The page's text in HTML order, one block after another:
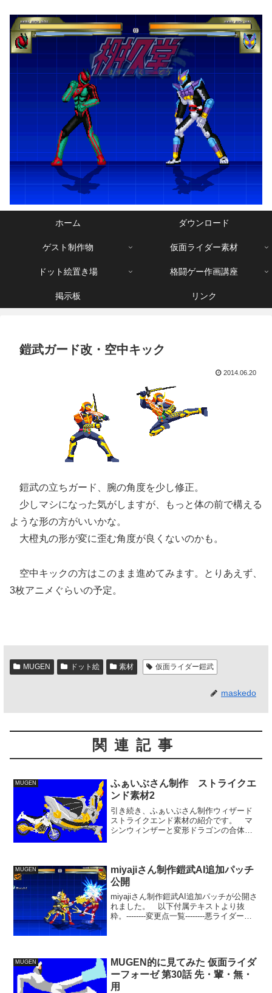
ホーム ダウンロード
ゲスト制作物 仮面ライダー素材
ドット絵置き場 格闘ゲー作画講座
掲示板 リンク
鎧武ガード改・空中キック
2014.06.20
鎧武の立ちガード、腕の角度を少し修正。
少しマシになった気がしますが、もっと体の前で構える
ような形の方がいいかな。
大橙丸の形が変に歪む角度が良くないのかも。
空中キックの方はこのまま進めてみます。とりあえず、
3枚アニメぐらいの予定。
MUGEN ドット絵 素材 仮面ライダー鎧武
maskedo
関連記事
MUGEN
ふぁいぶさん制作 ストライクエ
ンド素材2
引き続き、ふぁいぶさん制作ウィザード
ストライクエンド素材の紹介です。 マ
シンウィンザーと変形ドラゴンの合体の2
も。 転載元のふぁ...
MUGEN
miyajiさん制作鎧武AI追加パッチ
公開
miyajiさん制作鎧武AI追加パッチが公開さ
れました。 以下付属テキストより抜
粋。--------変更点一覧--------悪ライダーお
MUGEN
MUGEN的に見てみた 仮面ライダ
ーフォーゼ 第30話 先・輩・無・
用